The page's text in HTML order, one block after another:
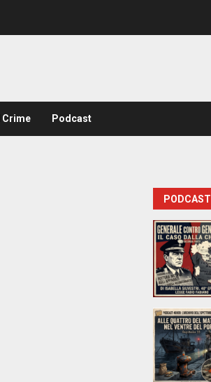
Crime Podcast
PODCAST